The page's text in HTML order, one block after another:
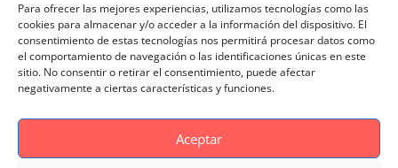
Para ofrecer las mejores experiencias, utilizamos tecnologías como las
cookies para almacenar y/o acceder a la información del dispositivo. El
consentimiento de estas tecnologías nos permitirá procesar datos como
el comportamiento de navegación o las identificaciones únicas en este
sitio. No consentir o retirar el consentimiento, puede afectar
negativamente a ciertas características y funciones.
Aceptar